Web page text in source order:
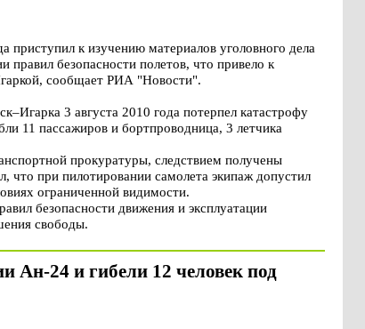
к изучению материалов уголовного дела
безопасности полетов, что привело к
сообщает РИА "Новости".
3 августа 2010 года потерпел катастрофу
11 пассажиров и бортпроводница, 3 летчика
прокуратуры, следствием получены
что при пилотировании самолета экипаж допустил
ограниченной видимости.
безопасности движения и эксплуатации
свободы.
Ан-24 и гибели 12 человек под